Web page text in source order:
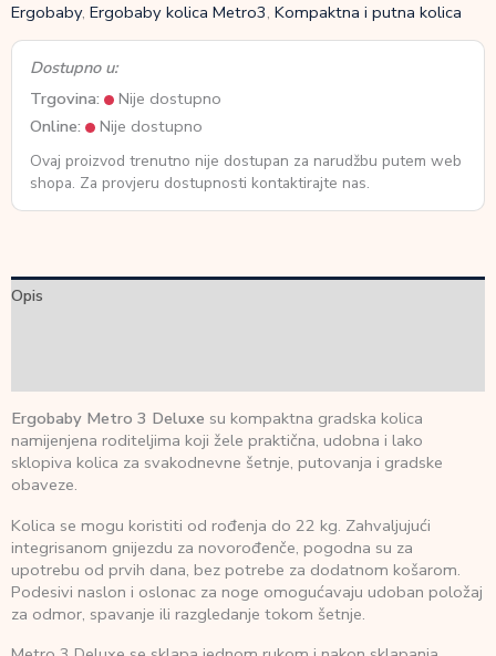
Ergobaby, Ergobaby kolica Metro3, Kompaktna i putna kolica
Dostupno u:
Trgovina:
Nije dostupno
Online:
Nije dostupno
Ovaj proizvod trenutno nije dostupan za narudžbu putem web
shopa. Za provjeru dostupnosti kontaktirajte nas.
Opis
Ergobaby Metro 3 Deluxe su kompaktna gradska kolica
namijenjena roditeljima koji žele praktična, udobna i lako
sklopiva kolica za svakodnevne šetnje, putovanja i gradske
obaveze.
Kolica se mogu koristiti od rođenja do 22 kg. Zahvaljujući
integrisanom gnijezdu za novorođenče, pogodna su za
upotrebu od prvih dana, bez potrebe za dodatnom košarom.
Podesivi naslon i oslonac za noge omogućavaju udoban položaj
za odmor, spavanje ili razgledanje tokom šetnje.